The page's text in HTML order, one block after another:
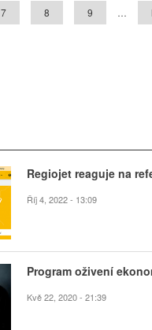
Stránka
7 Stránka
8 Stránka
9 …
Regiojet reaguje na
Říj 4, 2022 - 13:09
Program oživení
Kvě 22, 2020 - 21:39